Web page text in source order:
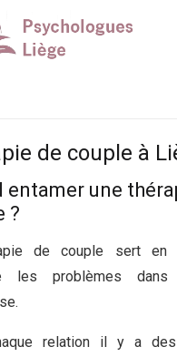
de couple à
entamer une
?
de couple sert en
les problèmes
relation il y a